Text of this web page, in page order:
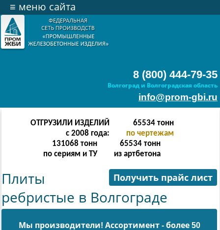
8 (800) 444-79-35
Волгоград и Волгоградская область
info@prom-gbi.ru
≡ меню сайта
ОТГРУЗИЛИ ИЗДЕЛИЙ
с 2008 года:
262142тонн
по чертежам
238342 тонн
по сериям и ТУ
262142 тонн
из артбетона
Получить прайс лист
Плиты
ребристые в Волгограде
Мы производители! Ассортимент - более 50